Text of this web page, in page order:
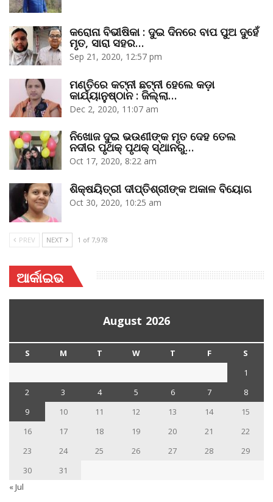
କରୋନା ବିଭୀଷିକା : ଦୁଇ ଦିନରେ ବାପ ପୁଅ ଦୁହେଁ
ମୃତ, ସାରା ସହର…
Sep 21, 2020, 12:57 pm
ମଣ୍ତିରେ କଟ୍‌ନୀ ଛଟ୍‌ନୀ ହେଲେ କଡ଼ା
କାର୍ଯ୍ୟାନୁଷ୍ଠାନ : ଜିଲ୍ଲା…
Dec 2, 2020, 11:07 am
ନିଖୋଜ ଦୁଇ ଭଉଣୀଙ୍କ ମୃତ ଦେହ ତେଲ
ନଦୀର ପୃଥକ୍‌ ପୃଥକ୍‌ ସ୍ଥାନରୁ…
Oct 17, 2020, 8:22 am
ଶିକ୍ଷୟିତ୍ରୀ ଦୀପ୍ତିଶ୍ରୀଙ୍କ ଅକାଳ ବିୟୋଗ
Oct 30, 2020, 10:25 am
PREV NEXT 1 of 7,978
ଆର୍କାଇଭ
August 2026
S M T W T F
S
1
2
3 4 5 6 7
8
9
10 11 12 13 14
15
16
17 18 19 20 21
22
23
24 25 26 27 28
29
30
31
« Jul